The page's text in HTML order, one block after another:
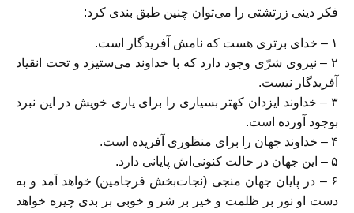
فکر دینی زرتشتی را می‌توان چنین طبق بندی کرد:
۱ – خدای برتری هست که نامش آفریدگار است.
۲ – نیروی شرّی وجود دارد که با خداوند می‌ستیزد و تحت انقیاد
آفریدگار نیست.
۳ – خداوند ایزدان کهتر بسیاری را برای یاری خویش در این نبرد
بوجود آورده است.
۴ – خداوند جهان را برای منظوری آفریده است.
۵ – این جهان در حالت کنونی‌اش پایانی دارد.
۶ – در پایان جهان منجی (نجات‌بخش فرجامین) خواهد آمد و به
دست او نور بر ظلمت و خیر بر شر و خوبی بر بدی چیره خواهد